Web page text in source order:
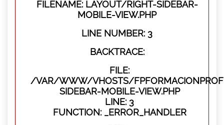
FILENAME: LAYOUT/RIGHT-SIDEBAR-
MOBILE-VIEW.PHP
LINE NUMBER: 3
BACKTRACE:
FILE:
/VAR/WWW/VHOSTS/
SIDEBAR-MOBILE-VIEW.PHP
LINE: 3
FUNCTION: _ERROR_HANDLER